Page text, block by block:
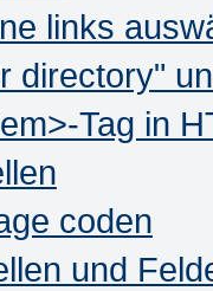
links
directory"
Tag in
coden
und